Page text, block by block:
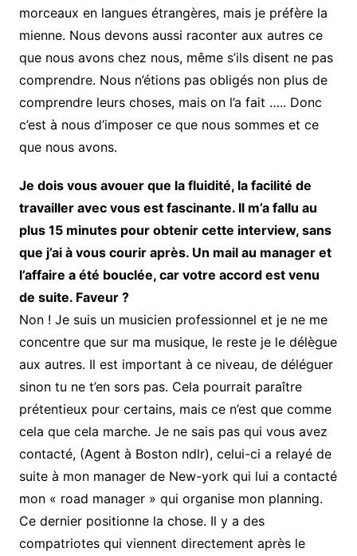
morceaux en langues étrangères, mais je préfère la
mienne. Nous devons aussi raconter aux autres ce
que nous avons chez nous, même s’ils disent ne pas
comprendre. Nous n’étions pas obligés non plus de
comprendre leurs choses, mais on l’a fait ….. Donc
c’est à nous d’imposer ce que nous sommes et ce
que nous avons.
Je dois vous avouer que la fluidité, la facilité de
travailler avec vous est fascinante. Il m’a fallu au
plus 15 minutes pour obtenir cette interview, sans
que j’ai à vous courir après. Un mail au manager et
l’affaire a été bouclée, car votre accord est venu
de suite. Faveur ?
Non ! Je suis un musicien professionnel et je ne me
concentre que sur ma musique, le reste je le délègue
aux autres. Il est important à ce niveau, de déléguer
sinon tu ne t’en sors pas. Cela pourrait paraître
prétentieux pour certains, mais ce n’est que comme
cela que cela marche. Je ne sais pas qui vous avez
contacté, (Agent à Boston ndlr), celui-ci a relayé de
suite à mon manager de New-york qui lui a contacté
mon « road manager » qui organise mon planning.
Ce dernier positionne la chose. Il y a des
compatriotes qui viennent directement après le